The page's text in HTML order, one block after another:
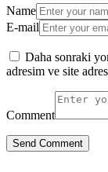
Name
E-mail
Daha sonraki
adresim ve site
Comment